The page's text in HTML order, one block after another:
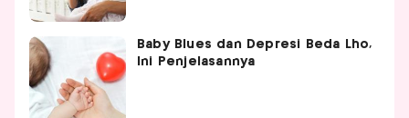
Baby Blues dan Depresi Beda Lho,
Ini Penjelasannya